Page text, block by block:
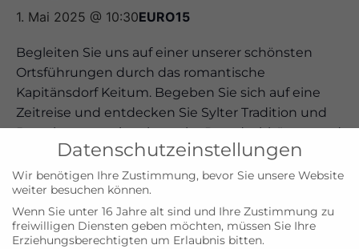
1. Mai 2025 @ 10:30EURO15
Begleiten Sie uns auf einer unserer schönsten
Ortsführungen durch das romantische
Kapitänsdorf Keitum. Begeben Sie sich auf eine
Zeitreise und entdecken Sie Sylter Tradition und
Brauchtum sowie schmucke Reetdachhäuser und
alte Friesenwälle. Zum Schluss können Sie im
„Altfriesischem Haus“ das Leben auf Sylt im 18.
Jahrhundert hautnah kennenlernen. Dauer: ca. 2
Stunden. Tickets: 15 Euro.
Datenschutzeinstellungen
Wir benötigen Ihre Zustimmung, bevor Sie unsere Website
weiter besuchen können.
Wenn Sie unter 16 Jahre alt sind und Ihre Zustimmung zu
freiwilligen Diensten geben möchten, müssen Sie Ihre
Erziehungsberechtigten um Erlaubnis bitten.